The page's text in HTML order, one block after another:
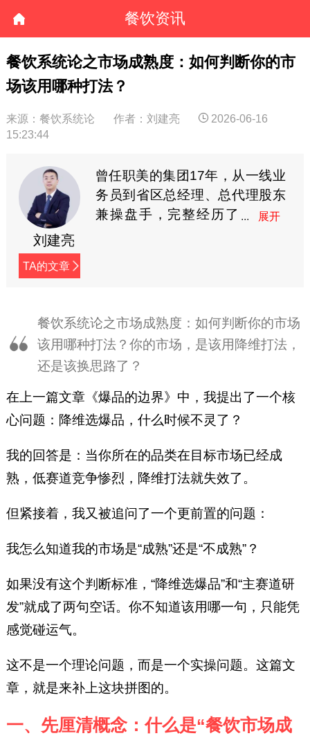
餐饮资讯
餐饮系统论之市场成熟度：如何判断你的市
场该用哪种打法？
来源：餐饮系统论 作者：刘建亮
2026-06-16
15:23:44
刘建亮
TA的文章
曾任职美的集团17年，从一线业
务员到省区总经理、总代理股东
兼操盘手，完整经历了
饮大店，将实体门店作为验证其
商业思想的“实验室”，完成从理
论构建到实战验证的完整闭环。
餐饮系统论之市场成熟度：如何判断你的市场
该用哪种打法？你的市场，是该用降维打法，
还是该换思路了？
在上一篇文章《爆品的边界》中，我提出了一个核
心问题：降维选爆品，什么时候不灵了？
我的回答是：当你所在的品类在目标市场已经成
熟，低赛道竞争惨烈，降维打法就失效了。
但紧接着，我又被追问了一个更前置的问题：
我怎么知道我的市场是“成熟”还是“不成熟”？
如果没有这个判断标准，“降维选爆品”和“主赛道研
发”就成了两句空话。你不知道该用哪一句，只能凭
感觉碰运气。
这不是一个理论问题，而是一个实操问题。这篇文
章，就是来补上这块拼图的。
一、先厘清概念：什么是“餐饮市场成